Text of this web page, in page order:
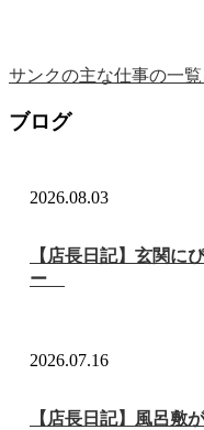
サンクの主な仕事の一
ブログ
2026.08.03
【店長日記】玄関に
ー
2026.07.16
【店長日記】風呂敷